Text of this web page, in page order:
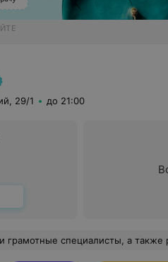
29/1 до 21:00
а также радушные и очень позитивные администраторы, способные